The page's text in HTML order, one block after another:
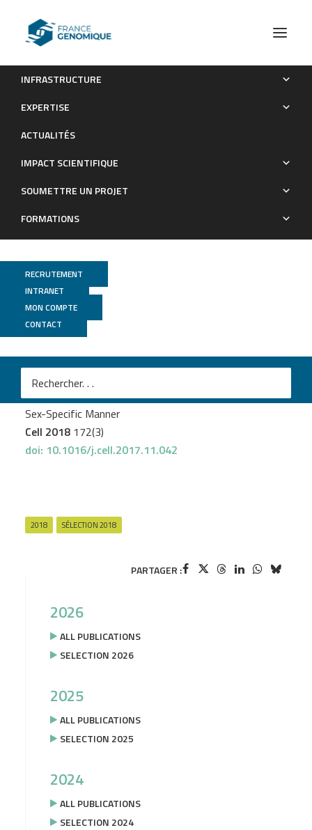
INFRASTRUCTURE
EXPERTISE
ACTUALITÉS
IMPACT SCIENTIFIQUE
SOUMETTRE UN PROJET
FORMATIONS
RECRUTEMENT
INTRANET
MON COMPTE
CONTACT
Microbiome Influences Prenatal and Adult Microglia in a
Publications
GenomiqueENS
Thion MSet al.
Microbiome Influences Prenatal and Adult Microglia in a
Sex-Specific Manner
Cell 2018 172(3)
doi: 10.1016/j.cell.2017.11.042
2018 SÉLECTION 2018
PARTAGER :
2026
ALL PUBLICATIONS
SELECTION 2026
2025
ALL PUBLICATIONS
SELECTION 2025
2024
ALL PUBLICATIONS
SELECTION 2024